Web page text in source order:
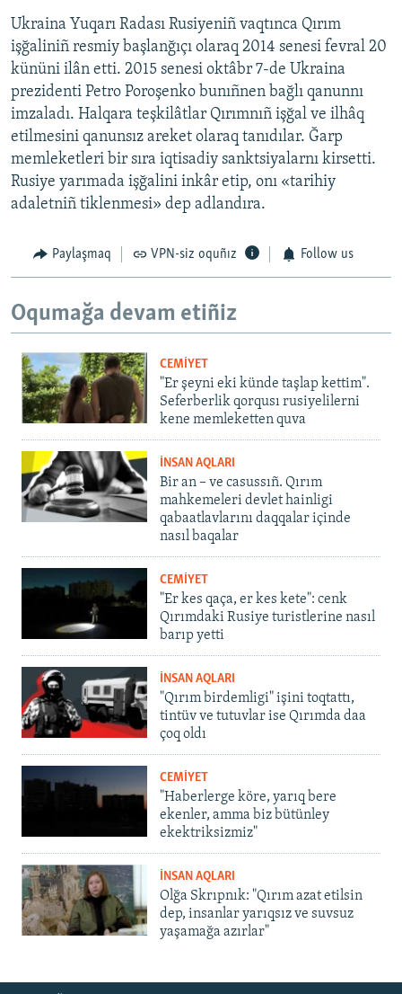
Ukraina Yuqarı Radası Rusiyeniñ vaqtınca Qırım
işğaliniñ resmiy başlanğıçı olaraq 2014 senesi fevral 20
kününi ilân etti. 2015 senesi oktâbr 7-de Ukraina
prezidenti Petro Poroşenko bunıñnen bağlı qanunnı
imzaladı. Halqara teşkilâtlar Qırımnıñ işğal ve ilhâq
etilmesini qanunsız areket olaraq tanıdılar. Ğarp
memleketleri bir sıra iqtisadiy sanktsiyalarnı kirsetti.
Rusiye yarımada işğalini inkâr etip, onı «tarihiy
adaletniñ tiklenmesi» dep adlandıra.
Paylaşmaq VPN-siz oquñız Follow us
Oqumağa devam etiñiz
CEMİYET
"Er şeyni eki künde taşlap kettim".
Seferberlik qorqusı rusiyelilerni
kene memleketten quva
İNSAN AQLARI
Bir an – ve casussıñ. Qırım
mahkemeleri devlet hainligi
qabaatlavlarını daqqalar içinde
nasıl baqalar
CEMİYET
"Er kes qaça, er kes kete": cenk
Qırımdaki Rusiye turistlerine nasıl
barıp yetti
İNSAN AQLARI
"Qırım birdemligi" işini toqtattı,
tintüv ve tutuvlar ise Qırımda daa
çoq oldı
CEMİYET
"Haberlerge köre, yarıq bere
ekenler, amma biz bütünley
ekektriksizmiz"
İNSAN AQLARI
Olğa Skrıpnık: "Qırım azat etilsin
dep, insanlar yarıqsız ve suvsuz
yaşamağa azırlar"